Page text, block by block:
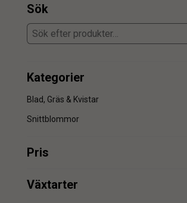
Sök
Kategorier
Blad, Gräs & Kvistar
Snittblommor
Pris
min.
Växtarter